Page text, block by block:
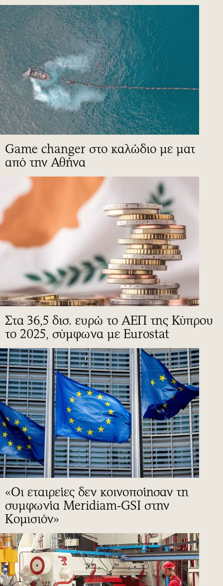
Game changer στο καλώδιο με ματ
από την Αθήνα
Στα 36,5 δισ. ευρώ το ΑΕΠ της Κύπρου
το 2025, σύμφωνα με Eurostat
«Οι εταιρείες δεν κοινοποίησαν τη
συμφωνία Meridiam-GSI στην
Κομισιόν»